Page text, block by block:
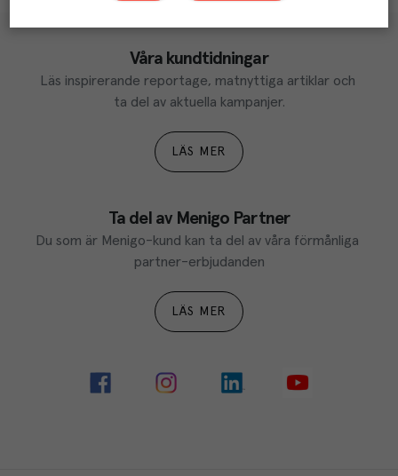
Våra kundtidningar
Läs inspirerande reportage, matnyttiga artiklar och
ta del av aktuella kampanjer.
LÄS MER
Ta del av Menigo Partner
Du som är Menigo-kund kan ta del av våra förmånliga
partner-erbjudanden
LÄS MER